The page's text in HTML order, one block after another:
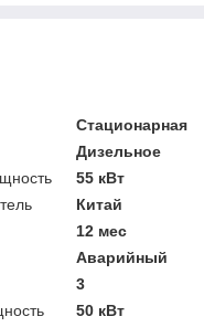
Стационарная
Дизельное
55 кВт
Китай
12 мес
Аварийный
3
50 кВт